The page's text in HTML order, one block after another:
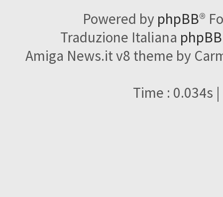
Powered by phpBB®
Traduzione Italiana
Amiga News.it v8 theme by
Time : 0.034s